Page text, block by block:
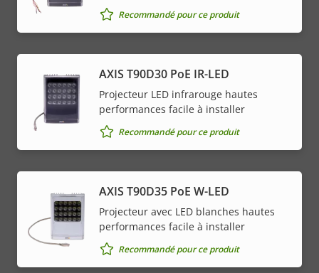
Recommandé pour ce produit
AXIS T90D30 PoE IR-LED
Projecteur LED infrarouge hautes
performances facile à installer
Recommandé pour ce produit
AXIS T90D35 PoE W-LED
Projecteur avec LED blanches hautes
performances facile à installer
Recommandé pour ce produit